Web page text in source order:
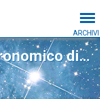
ARCHIVI
Osservatorio Astronomico di Capodimonte